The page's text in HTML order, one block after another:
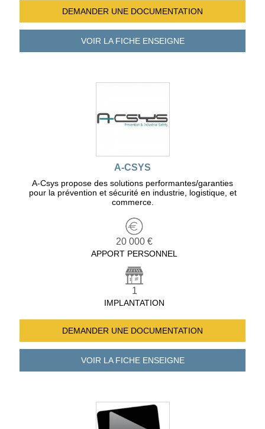
DEMANDER UNE DOCUMENTATION
VOIR LA FICHEENSEIGNE
A-CSYS
A-Csys propose des solutions performantes/garanties
pour la prévention et sécurité en industrie, logistique, et
commerce.
20 000 €
APPORT PERSONNEL
1
IMPLANTATION
DEMANDER UNE DOCUMENTATION
VOIR LA FICHEENSEIGNE